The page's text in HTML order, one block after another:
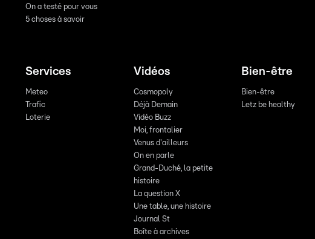
On a testé pour vous
5 choses à savoir
Services
Meteo
Trafic
Loterie
Vidéos
Cosmopoly
Déjà Demain
Vidéo Buzz
Moi, frontalier
Venus d'ailleurs
On en parle
Grand-Duché, la petite
histoire
La question X
Une table, une histoire
Journal St
Boîte à archives
Bien-être
Bien-être
Letz be healthy